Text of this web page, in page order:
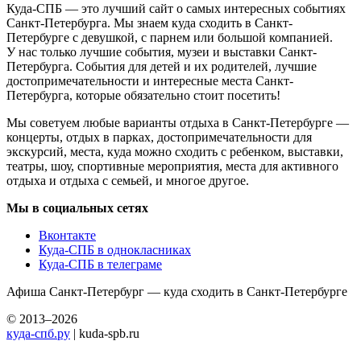
Куда-СПБ — это лучший сайт о самых интересных событиях
Санкт-Петербурга. Мы знаем куда сходить в Санкт-
Петербурге с девушкой, с парнем или большой компанией.
У нас только лучшие события, музеи и выставки Санкт-
Петербурга. События для детей и их родителей, лучшие
достопримечательности и интересные места Санкт-
Петербурга, которые обязательно стоит посетить!
Мы советуем любые варианты отдыха в Санкт-Петербурге —
концерты, отдых в парках, достопримечательности для
экскурсий, места, куда можно сходить с ребенком, выставки,
театры, шоу, спортивные мероприятия, места для активного
отдыха и отдыха с семьей, и многое другое.
Мы в социальных сетях
Вконтакте
Куда-СПБ в однокласниках
Куда-СПБ в телеграме
Афиша Санкт-Петербург — куда сходить в Санкт-Петербурге
© 2013–2026
куда-спб.ру | kuda-spb.ru